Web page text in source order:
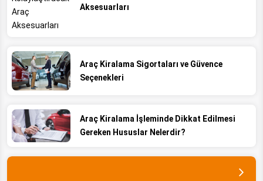
Aksesuarları
Araç Kiralama Sigortaları ve Güvence
Seçenekleri
Araç Kiralama İşleminde Dikkat Edilmesi
Gereken Hususlar Nelerdir?